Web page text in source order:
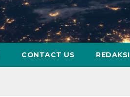
CONTACT US REDAKSI